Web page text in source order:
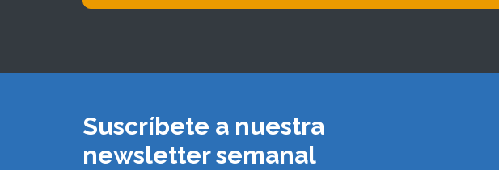
Suscríbete a nuestra
newsletter semanal